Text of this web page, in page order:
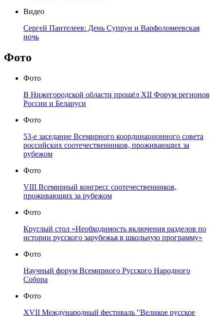
Видео
Сергей Пантелеев: День Супрун и Варфоломеевская
ночь
Фото
Фото
В Нижегородской области прошёл XII Форум регионов
России и Беларуси
Фото
53-е заседание Всемирного координационного совета
российских соотечественников, проживающих за
рубежом
Фото
VIII Всемирный конгресс соотечественников,
проживающих за рубежом
Фото
Круглый стол «Необходимость включения разделов по
истории русского зарубежья в школьную программу»
Фото
Научный форум Всемирного Русского Народного
Собора
Фото
XVII Международный фестиваль "Великое русское